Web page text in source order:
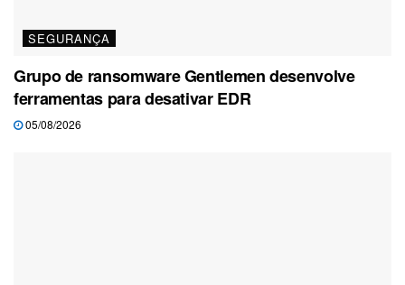
SEGURANÇA
Grupo de ransomware Gentlemen desenvolve
ferramentas para desativar EDR
05/08/2026